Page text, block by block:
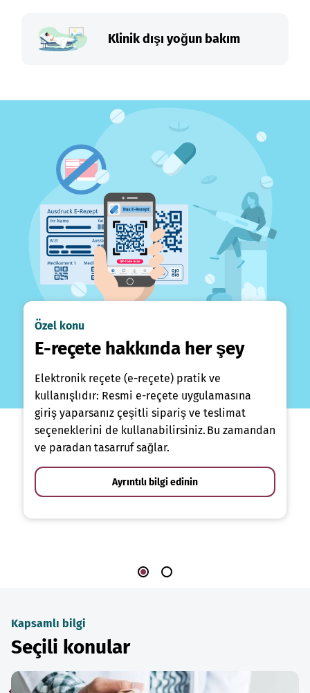
Klinik dışı yoğun bakım
Özel konu
E-reçete hakkında her şey
Elektronik reçete (e-reçete) pratik ve
kullanışlıdır: Resmi e-reçete uygulamasına
giriş yaparsanız çeşitli sipariş ve teslimat
seçeneklerini de kullanabilirsiniz. Bu zamandan
ve paradan tasarruf sağlar.
Ayrıntılı bilgi edinin
Kapsamlı bilgi
Seçili konular